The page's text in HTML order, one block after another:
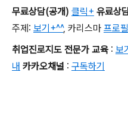
무료상담(공개) 클릭+ 유료상
주제 : 보기+^^, 카리스마 프로
취업진로지도 전문가 교육 : 보
내 카카오채널 : 구독하기